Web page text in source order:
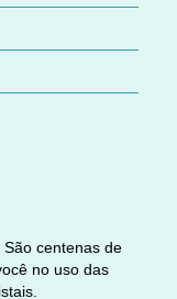
São centenas de
no uso das